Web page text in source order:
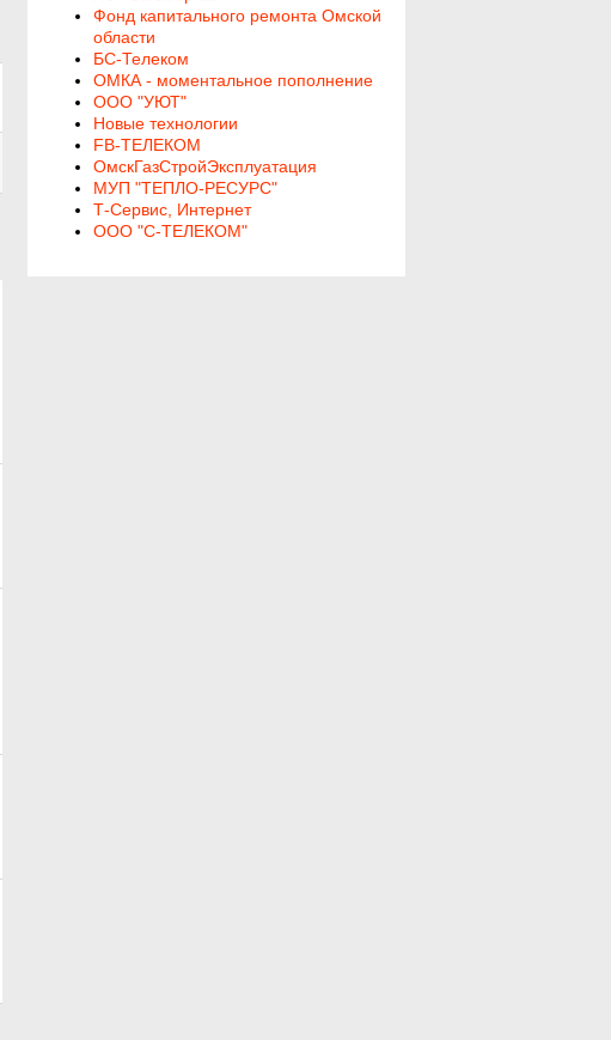
Фонд капитального ремонта Омской
области
БС-Телеком
ОМКА - моментальное пополнение
ООО "УЮТ"
Новые технологии
FB-ТЕЛЕКОМ
ОмскГазСтройЭксплуатация
МУП "ТЕПЛО-РЕСУРС"
Т-Сервис, Интернет
ООО "С-ТЕЛЕКОМ"